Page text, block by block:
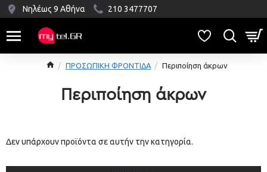
Νηλέως 9 Αθήνα 210 3477707
ΠΡΟΣΩΠΙΚΗ ΦΡΟΝΤΙΔΑ Περιποίηση άκρων
Περιποίηση άκρων
Δεν υπάρχουν προϊόντα σε αυτήν την κατηγορία.